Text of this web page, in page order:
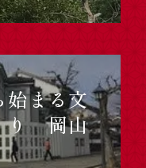
始まる文
り 岡山